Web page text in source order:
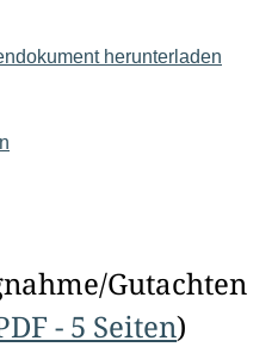
herunterladen
Gutachten
- 5 Seiten)